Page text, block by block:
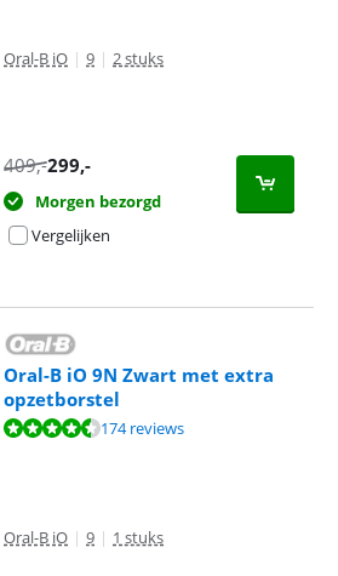
Oral-B iO | 9 | 2 stuks
409,-299,-
Morgen bezorgd
Vergelijken
Oral-B iO 9N Zwart met extra
opzetborstel
gebaseerd op 174 reviews.
174 reviews
Oral-B iO | 9 | 1 stuks